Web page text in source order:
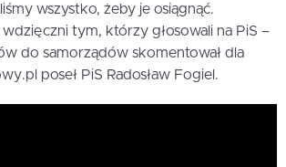
wszystko, żeby je osiągnąć.
tym, którzy głosowali na PiS –
do samorządów skomentował dla
poseł PiS Radosław Fogiel.